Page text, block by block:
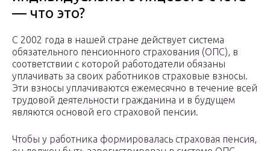
— что это?
С 2002 года в нашей стране действует система
обязательного пенсионного страхования (ОПС), в
соответствии с которой работодатели обязаны
уплачивать за своих работников страховые взносы.
Эти взносы уплачиваются ежемесячно в течение всей
трудовой деятельности гражданина и в будущем
являются основой его страховой пенсии.
Чтобы у работника формировалась страховая пенсия,